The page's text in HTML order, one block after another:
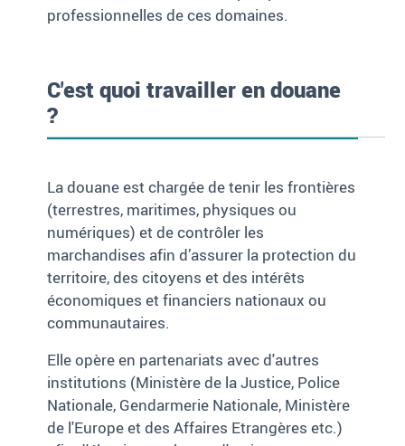
professionnelles de ces domaines.
C'est quoi travailler en douane
?
La douane est chargée de tenir les frontières
(terrestres, maritimes, physiques ou
numériques) et de contrôler les
marchandises afin d’assurer la protection du
territoire, des citoyens et des intérêts
économiques et financiers nationaux ou
communautaires.
Elle opère en partenariats avec d'autres
institutions (Ministère de la Justice, Police
Nationale, Gendarmerie Nationale, Ministère
de l'Europe et des Affaires Etrangères etc.)